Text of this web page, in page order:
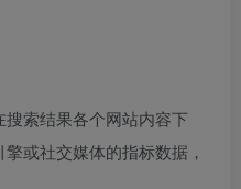
索结果各个网站内容下
或社交媒体的指标数据，